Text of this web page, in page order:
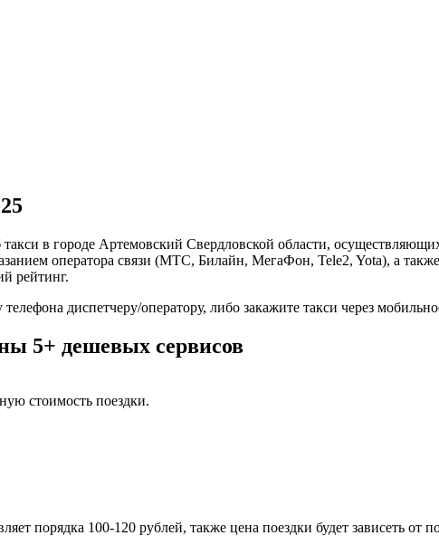
в городе Артемовский Свердловской области,
оператора связи (МТС, Билайн, МегаФон, Tele2, Yota), а
рейтинг.
диспетчеру/оператору, либо закажите такси через
5+ дешевых сервисов
стоимость поездки.
порядка 100-120 рублей, также цена поездки будет зависеть от